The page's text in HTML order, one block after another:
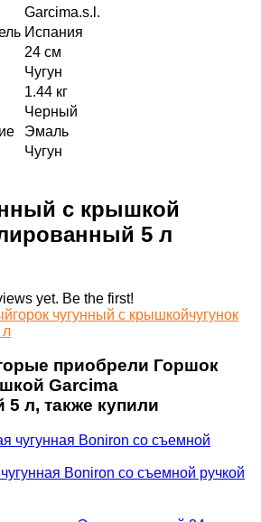
Garcima.s.l.
Испания
24 см
Чугун
1.44 кг
Черный
Эмаль
Чугун
с крышкой
5 л
yet. Be the first!
горок чугунный с крышкойчугунок
л
приобрели Горшок
Garcima
л, также купили
Boniron со съемной ручкой